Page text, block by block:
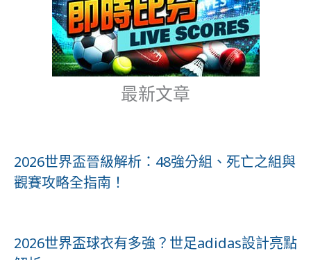
最新文章
2026世界盃晉級解析：48強分組、死亡之組與
觀賽攻略全指南！
2026世界盃球衣有多強？世足adidas設計亮點